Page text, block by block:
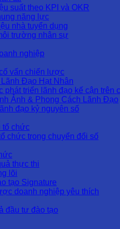
suất theo KPI và OKR
năng lực
nhà tuyển dụng
trường nhân sự
nghiệp
vấn chiến lược
Lãnh Đạo Hạt Nhân
phát triển lãnh đạo kế cận trên
Ảnh & Phong Cách Lãnh Đạo
đạo kỷ nguyên số
tổ chức
chức trong chuyển đổi số
thực thi
lõi
tạo Signature
doanh nghiệp yêu thích
đầu tư đào tạo